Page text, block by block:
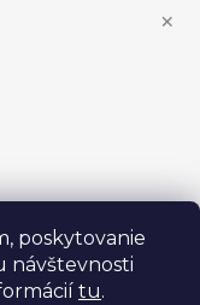
poskytovanie
návštevnosti
tu.